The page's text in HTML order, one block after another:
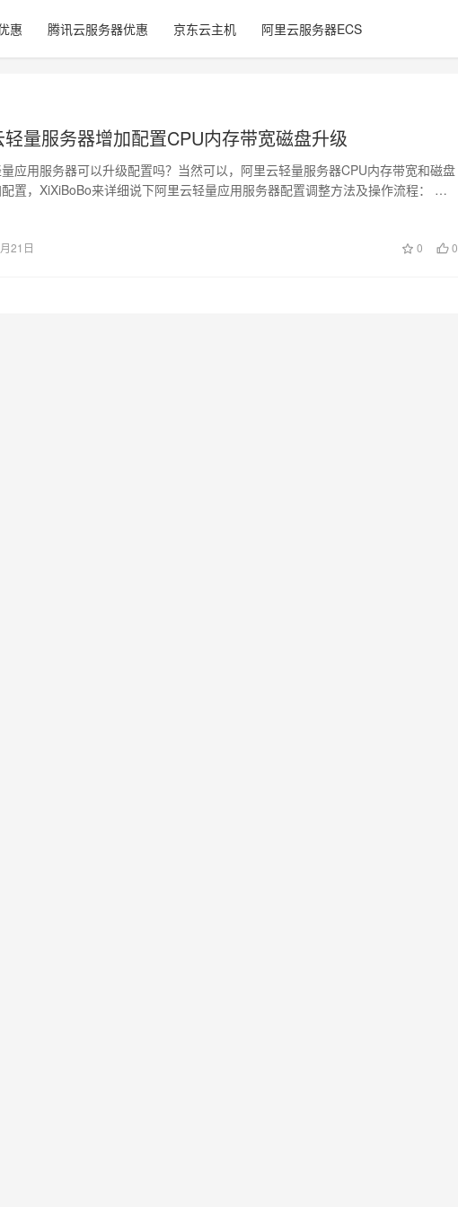
惠 腾讯云服务器优惠 京东云主机 阿里云服务器ECS
轻量服务器增加配置CPU内存带宽磁盘升级
应用服务器可以升级配置吗？当然可以，阿里云轻量服务器CPU内存带宽和磁盘
置，XiXiBoBo来详细说下阿里云轻量应用服务器配置调整方法及操作流程： 阿
21日 0 0